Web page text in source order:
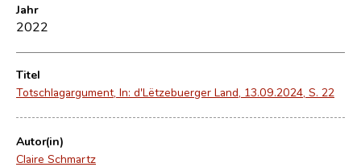
Jahr
2022
Titel
Totschlagargument, In: d'Lëtzebuerger Land, 13.09.2024, S. 22
Autor(in)
Claire Schmartz